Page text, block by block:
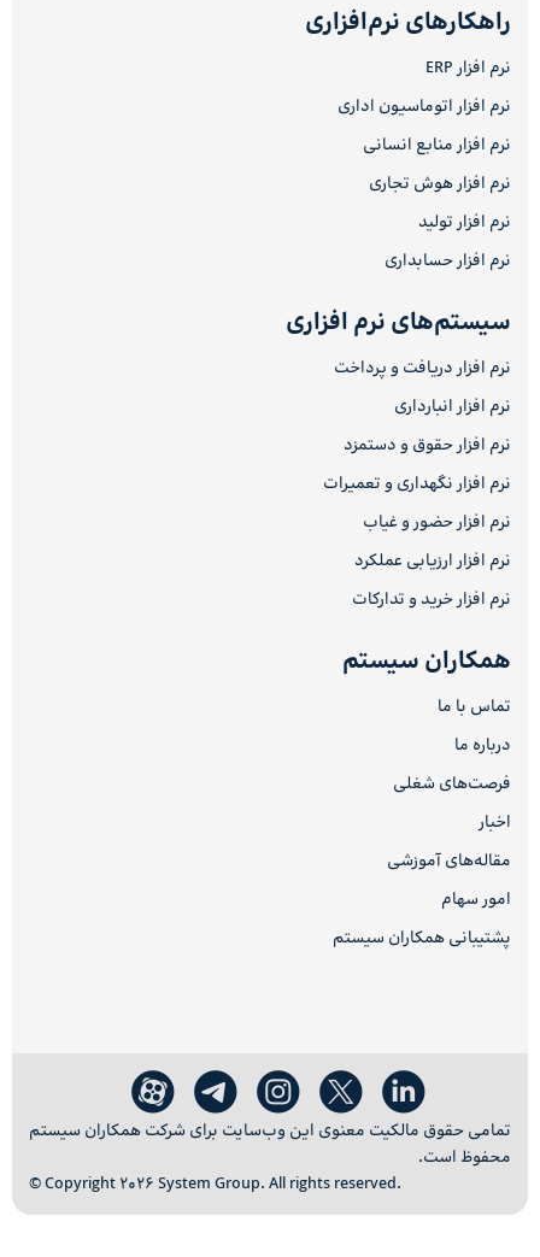
راهکارهای نرم‌افزاری
نرم افزار ERP
نرم افزار اتوماسیون اداری
نرم افزار منابع انسانی
نرم افزار هوش تجاری
نرم افزار تولید
نرم افزار حسابداری
سیستم‌های نرم افزاری
نرم افزار دریافت و پرداخت
نرم افزار انبارداری
نرم افزار حقوق و دستمزد
نرم افزار نگهداری و تعمیرات
نرم افزار حضور و غیاب
نرم افزار ارزیابی عملکرد
نرم افزار خرید و تدارکات
همکاران سیستم
تماس با ما
درباره ما
فرصت‌های شغلی
اخبار
مقاله‌های آموزشی
امور سهام
پشتیبانی همکاران سیستم
تمامی حقوق مالکیت معنوی این وب‌سایت برای شرکت همکاران سیستم
محفوظ است.
© Copyright 2026 System Group. All rights reserved.